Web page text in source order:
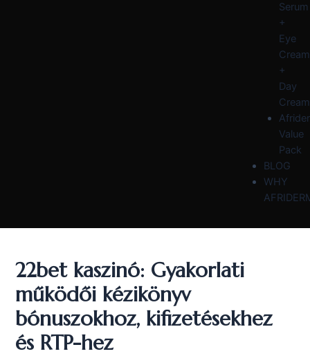
Serum
+
Eye
Cream
+
Day
Cream
Value
Pack
BLOG
WHY
22bet kaszinó: Gyakorlati
működői kézikönyv
bónuszokhoz, kifizetésekhez
és RTP-hez